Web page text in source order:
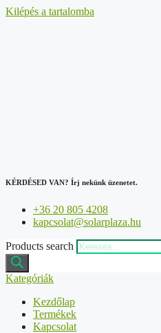
Kilépés a tartalomba
KÉRDÉSED VAN? Írj nekünk üzenetet.
+36 20 805 4208
kapcsolat@solarplaza.hu
Products search
Kategóriák
Kezdőlap
Termékek
Kapcsolat